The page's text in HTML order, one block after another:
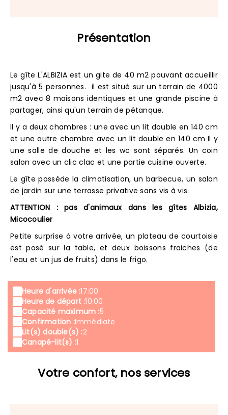
Présentation
Le gîte L'ALBIZIA est un gite de 40 m2 pouvant accueillir
jusqu'à 5 personnes. il est situé sur un terrain de 4000
m2 avec 8 maisons identiques et une grande piscine à
partager, ainsi qu'un terrain de pétanque.
Il y a deux chambres : une avec un lit double en 140 cm
et une autre chambre avec un lit double en 140 cm Il y
une salle de douche et les wc sont séparés. Un coin
salon avec un clic clac et une partie cuisine ouverte.
Le gîte possède la climatisation, un barbecue, un salon
de jardin sur une terrasse privative sans vis à vis.
ATTENTION : pas d'animaux dans les gîtes Albizia,
Micocoulier
Petite surprise à votre arrivée, un plateau de courtoisie
est posé sur la table, et deux boissons fraiches (de
l'eau et un jus de fruits) dans le frigo.
Heure d'arrivée :17:00
Heure de départ :10:00
Capacité maximum :5
Confirmation :Immédiate
Lit(s) double(s) :2
Canapé-lit(s) :1
Votre confort, nos services